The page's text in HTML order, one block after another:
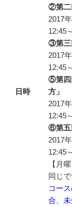
日時
②第二
2017
12:45
③第三
2017
12:45
⑤第四
方」
2017
12:45
⑥第五
2017
12:45
【月
同じ
コー
合、